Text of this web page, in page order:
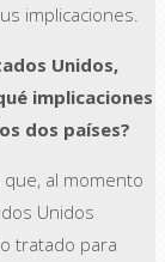
implicaciones.
Unidos,
implicaciones
dos países?
al momento
Unidos
tratado para